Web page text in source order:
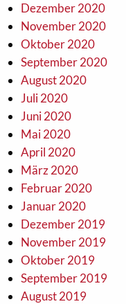
Dezember 2020
November 2020
Oktober 2020
September 2020
August 2020
Juli 2020
Juni 2020
Mai 2020
April 2020
März 2020
Februar 2020
Januar 2020
Dezember 2019
November 2019
Oktober 2019
September 2019
August 2019